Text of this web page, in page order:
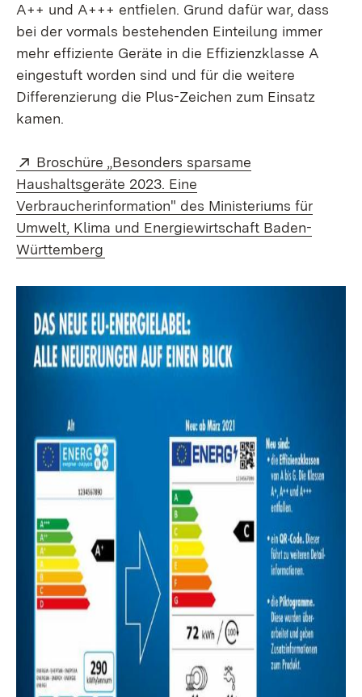
A++ und A+++ entfielen. Grund dafür war, dass
bei der vormals bestehenden Einteilung immer
mehr effiziente Geräte in die Effizienzklasse A
eingestuft worden sind und für die weitere
Differenzierung die Plus-Zeichen zum Einsatz
kamen.
Extern:
Broschüre „Besonders sparsame
Haushaltsgeräte 2023. Eine
Verbraucherinformation" des Ministeriums für
Umwelt, Klima und Energiewirtschaft Baden-
Württemberg